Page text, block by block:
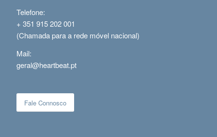
Telefone:
+ 351 915 202 001
(Chamada para a rede móvel nacional)
Mail:
geral@heartbeat.pt
Fale Connosco